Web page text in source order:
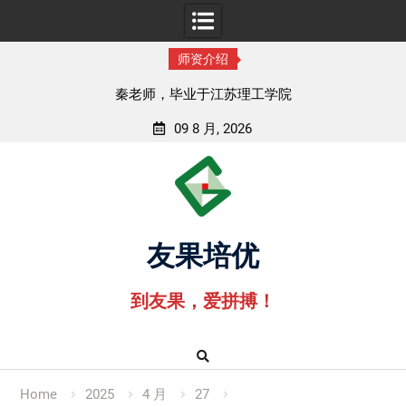
师资介绍
孟老师，毕业于湖北
09 8 月, 2026
友果培优
到友果，爱拼搏！
Home 2025 4 月
27